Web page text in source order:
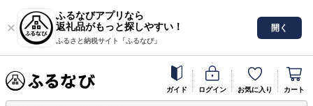
ふるなびアプリなら
返礼品がもっと探しやすい！
ふるさと納税サイト「ふるなび」
開く
ガイド ログイン お気に入り カート